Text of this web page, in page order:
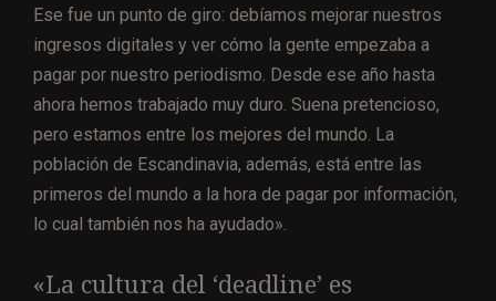
Ese fue un punto de giro: debíamos mejorar nuestros
ingresos digitales y ver cómo la gente empezaba a
pagar por nuestro periodismo. Desde ese año hasta
ahora hemos trabajado muy duro. Suena pretencioso,
pero estamos entre los mejores del mundo. La
población de Escandinavia, además, está entre las
primeros del mundo a la hora de pagar por información,
lo cual también nos ha ayudado».
«La cultura del ‘deadline’ es